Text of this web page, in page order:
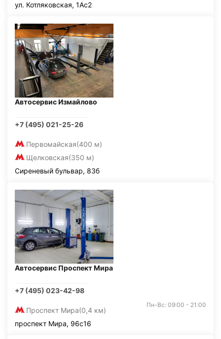
ул. Котляковская, 1Ас2
Автосервис Измайлово
+7 (495) 021-25-26
Первомайская(400 м)
Щелковская(350 м)
Сиреневый бульвар, 83б
Автосервис Проспект Мира
+7 (495) 023-42-98
Проспект Мира(0,4 км)
Пн-Вс: 09:00 - 21:00
проспект Мира, 96с16